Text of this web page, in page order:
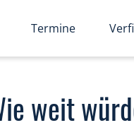
Termine
weit